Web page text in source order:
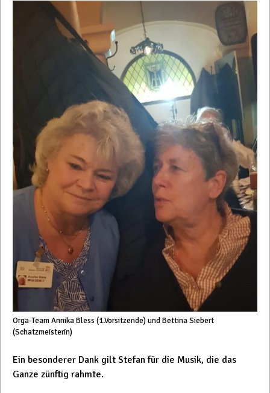
Orga-Team Annika Bless (1.Vorsitzende) und Bettina Siebert
(Schatzmeisterin)
Ein besonderer Dank gilt Stefan für die Musik, die das
Ganze zünftig rahmte.